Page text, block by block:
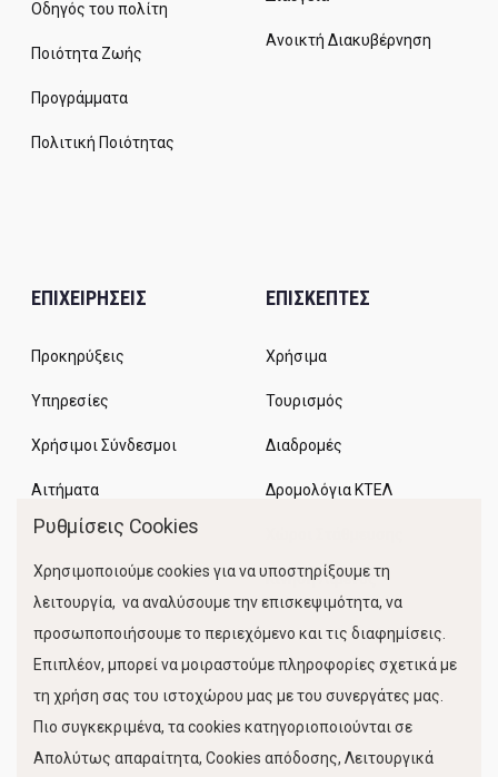
Οδηγός του πολίτη
Ποιότητα Ζωής
Προγράμματα
Πολιτική Ποιότητας
Ανοικτή Διακυβέρνηση
ΕΠΙΧΕΙΡΗΣΕΙΣ
Προκηρύξεις
Υπηρεσίες
Χρήσιμοι Σύνδεσμοι
Αιτήματα
ΕΠΙΣΚΕΠΤΕΣ
Χρήσιμα
Τουρισμός
Διαδρομές
Δρομολόγια ΚΤΕΛ
Κίνηση Λιμένος
Ρυθμίσεις Cookies
Χρησιμοποιούμε cookies για να υποστηρίξουμε τη
λειτουργία, να αναλύσουμε την επισκεψιμότητα, να
προσωποποιήσουμε το περιεχόμενο και τις διαφημίσεις.
Επιπλέον, μπορεί να μοιραστούμε πληροφορίες σχετικά με
τη χρήση σας του ιστοχώρου μας με του συνεργάτες μας.
Πιο συγκεκριμένα, τα cookies κατηγοριοποιούνται σε
Απολύτως απαραίτητα, Cookies απόδοσης, Λειτουργικά